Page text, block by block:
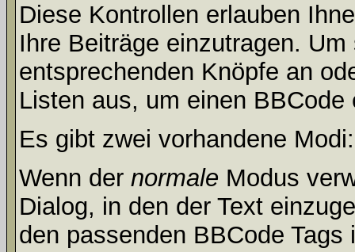
Diese Kontrollen erlauben
Ihre Beiträge einzutragen.
entsprechenden Knöpfe an
Listen aus, um einen BBCode
Es gibt zwei vorhandene
Wenn der normale Modus
Dialog, in den der Text
den passenden BBCode